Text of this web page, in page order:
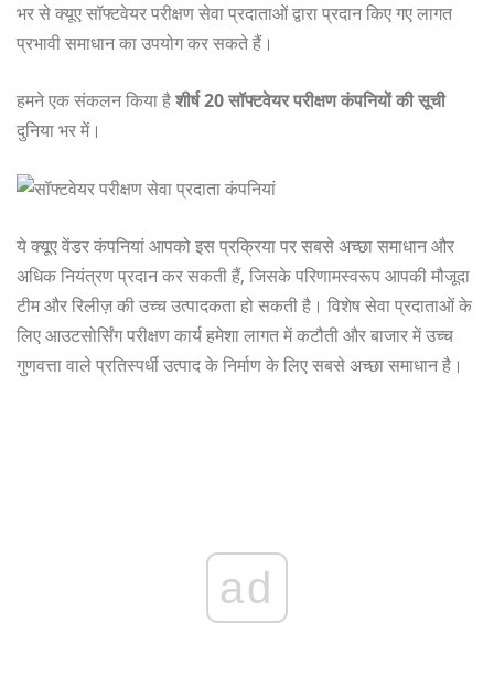
भर से क्यूए सॉफ्टवेयर परीक्षण सेवा प्रदाताओं द्वारा प्रदान किए गए लागत
प्रभावी समाधान का उपयोग कर सकते हैं।
हमने एक संकलन किया हैशीर्ष 20 सॉफ्टवेयर परीक्षण कंपनियों की सूची
दुनिया भर में।
ये क्यूए वेंडर कंपनियां आपको इस प्रक्रिया पर सबसे अच्छा समाधान और
अधिक नियंत्रण प्रदान कर सकती हैं, जिसके परिणामस्वरूप आपकी मौजूदा
टीम और रिलीज़ की उच्च उत्पादकता हो सकती है। विशेष सेवा प्रदाताओं के
लिए आउटसोर्सिंग परीक्षण कार्य हमेशा लागत में कटौती और बाजार में उच्च
गुणवत्ता वाले प्रतिस्पर्धी उत्पाद के निर्माण के लिए सबसे अच्छा समाधान है।
ad